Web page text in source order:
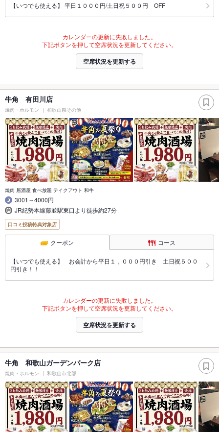
【いつでも使える】 平日１０００円/土日祝５００円 OFF
カレンダーの更新に失敗しました。
下記ボタンを押して空席状況を更新してください。
空席状況を更新する
牛角 有田川店
焼肉・ホルモン 和歌山県その他
焼肉 居酒屋 食べ放題 テイクアウト 和牛
3001～4000円
JR紀勢本線藤並駅東口より徒歩約27分
口コミ投稿特典対象店
クーポン コース
【いつでも使える】 お会計から平日１，０００円引き 土日祝５００
円引き！！
カレンダーの更新に失敗しました。
下記ボタンを押して空席状況を更新してください。
空席状況を更新する
牛角 和歌山ガーデンパーク店
焼肉・ホルモン 和歌山市北部